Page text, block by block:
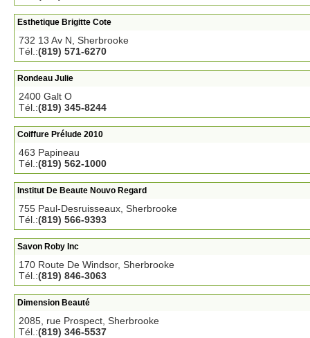
Esthetique Brigitte Cote
732 13 Av N, Sherbrooke
Tél.:(819) 571-6270
Rondeau Julie
2400 Galt O
Tél.:(819) 345-8244
Coiffure Prélude 2010
463 Papineau
Tél.:(819) 562-1000
Institut De Beaute Nouvo Regard
755 Paul-Desruisseaux, Sherbrooke
Tél.:(819) 566-9393
Savon Roby Inc
170 Route De Windsor, Sherbrooke
Tél.:(819) 846-3063
Dimension Beauté
2085, rue Prospect, Sherbrooke
Tél.:(819) 346-5537